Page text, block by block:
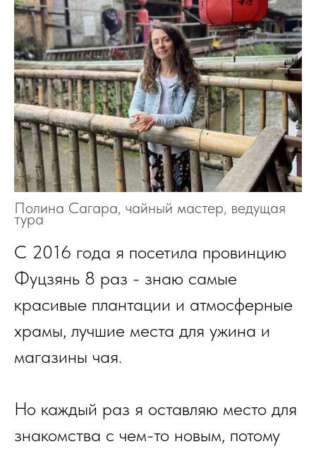
Полина Сагара, чайный мастер, ведущая
тура
С 2016 года я посетила провинцию
Фуцзянь 8 раз - знаю самые
красивые плантации и атмосферные
храмы, лучшие места для ужина и
магазины чая.
Но каждый раз я оставляю место для
знакомства с чем-то новым, потому